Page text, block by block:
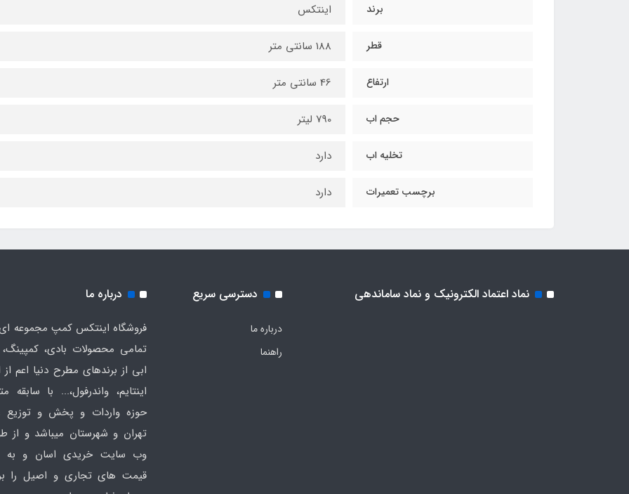
برند اینتکس
قطر 188 سانتی متر
ارتفاع 46 سانتی متر
حجم اب 790 لیتر
تخلیه اب دارد
برچسب تعمیرات دارد
نماد اعتماد الکترونیک و نماد ساماندهی دسترسی سریع
درباره ما
راهنما
درباره ما
فروشگاه اینتکس کمپ مجموعه
تمامی محصولات بادی،
ابی از برندهای مطرح دنیا اعم
اینتایم، واندرفول،... با سابقه
حوزه واردات و پخش و توزیع
تهران و شهرستان میباشد و از
وب سایت خریدی اسان و به
قیمت های تجاری و اصیل را